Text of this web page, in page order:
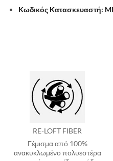
Κωδικός Κατασκευαστή:
RE-LOFT FIBER
Γέμισμα από 100%
ανακυκλωμένο πολυεστέρα